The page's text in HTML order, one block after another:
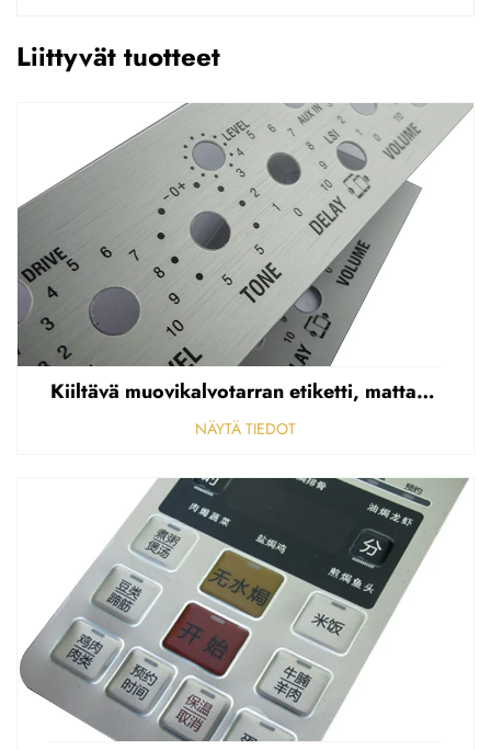
Liittyvät tuotteet
Kiiltävä muovikalvotarran etiketti, mattapintainen etupaneelin tarran etiketti, korostettu polycarbonaattipäällys
NÄYTÄ TIEDOT